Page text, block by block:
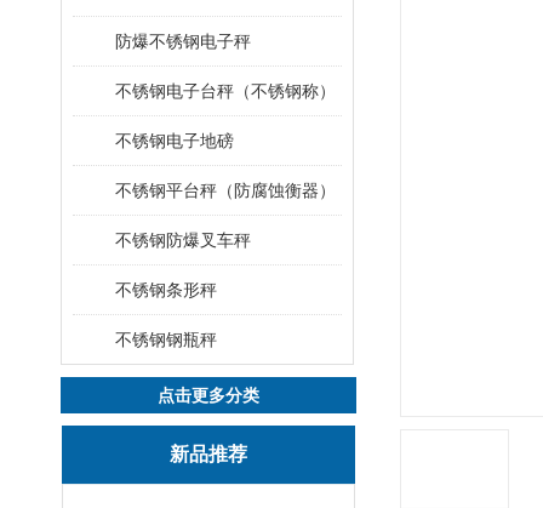
防爆不锈钢电子秤
不锈钢电子台秤（不锈钢称）
不锈钢电子地磅
不锈钢平台秤（防腐蚀衡器）
不锈钢防爆叉车秤
不锈钢条形秤
不锈钢钢瓶秤
点击更多分类
新品推荐